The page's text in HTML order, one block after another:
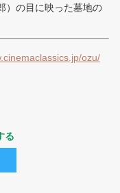
）の目に映った墓地の
ozu/
る